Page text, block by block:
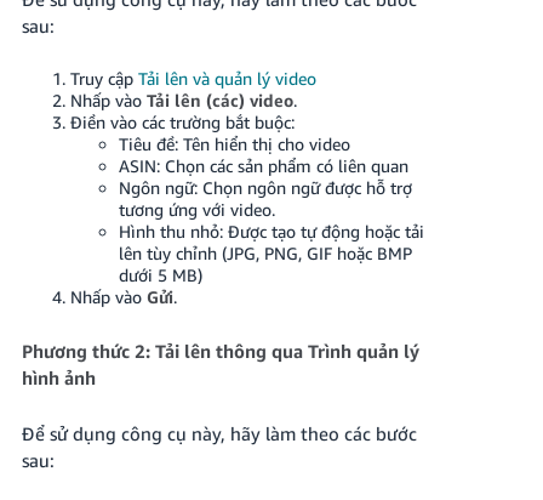
sau:
Truy cập Tải lên và quản lý video
Nhấp vào Tải lên (các) video.
Điền vào các trường bắt buộc:
Tiêu đề: Tên hiển thị cho video
ASIN: Chọn các sản phẩm có liên quan
Ngôn ngữ: Chọn ngôn ngữ được hỗ trợ
tương ứng với video.
Hình thu nhỏ: Được tạo tự động hoặc tải
lên tùy chỉnh (JPG, PNG, GIF hoặc BMP
dưới 5 MB)
Nhấp vào Gửi.
Phương thức 2: Tải lên thông qua Trình quản lý
hình ảnh
Để sử dụng công cụ này, hãy làm theo các bước
sau: